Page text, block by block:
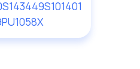
S143449S101401
PU1058X